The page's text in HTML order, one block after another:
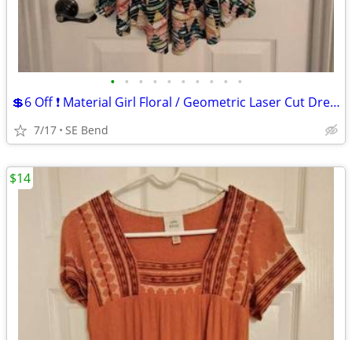
• • • • • • • • • •
💲6 Off ❗ Material Girl Floral / Geometric Laser Cut Dress
7/17 SE Bend
$14